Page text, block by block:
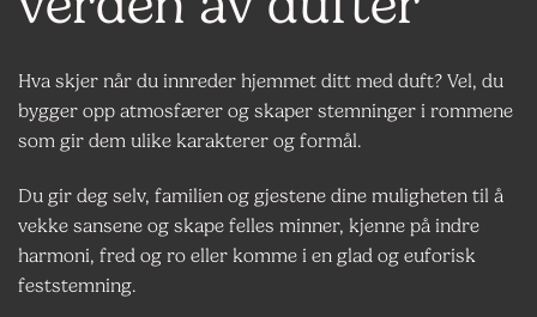
Hva skjer når du innreder hjemmet ditt med duft? Vel, du
bygger opp atmosfærer og skaper stemninger i rommene
som gir dem ulike karakterer og formål.
Du gir deg selv, familien og gjestene dine muligheten til å
vekke sansene og skape felles minner, kjenne på indre
harmoni, fred og ro eller komme i en glad og euforisk
feststemning.